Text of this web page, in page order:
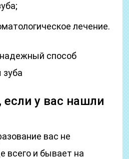
лечение.
способ
зуба
если у вас нашли
вас не
всего и бывает на